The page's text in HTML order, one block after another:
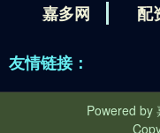
嘉多网 配
友情链接：
Powered by